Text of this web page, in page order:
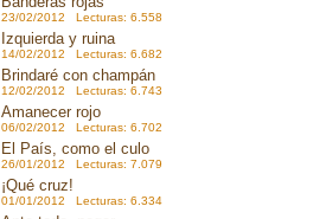
23/02/2012 Lecturas: 6.558
Izquierda y ruina
14/02/2012 Lecturas: 6.682
Brindaré con champán
12/02/2012 Lecturas: 6.743
Amanecer rojo
06/02/2012 Lecturas: 6.702
El País, como el culo
26/01/2012 Lecturas: 7.079
¡Qué cruz!
01/01/2012 Lecturas: 6.334